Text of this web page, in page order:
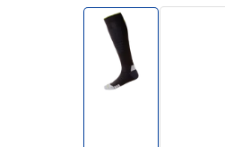
Meteen
naar
productinformatie